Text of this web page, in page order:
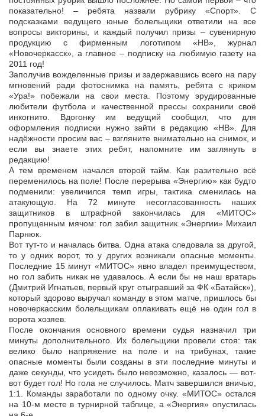
показательно! – ребята назвали рубрику «Спорт». С
подсказками ведущего юные болельщики ответили на все
вопросы викторины, и каждый получил призы – сувенирную
продукцию с фирменным логотипом «НВ», журнал
«Новочеркасск», а главное – подписку на любимую газету на
2011 год!
Заполучив вожделенные призы и задержавшись всего на пару
мгновений ради фотоснимка на память, ребята с криком
«Ура!» побежали на свои места. Поэтому эрудированные
любители футбола и качественной прессы сохранили своё
инкогнито. Вдогонку им ведущий сообщил, что для
оформления подписки нужно зайти в редакцию «НВ». Для
надёжности просим вас – взгляните внимательно на снимок, и
если вы знаете этих ребят, напомните им заглянуть в
редакцию!
А тем временем начался второй тайм. Как разительно всё
переменилось на поле! После перерыва «Энергию» как будто
подменили: увеличился темп игры, тактика сменилась на
атакующую. На 72 минуте несогласованность наших
защитников в штрафной закончилась для «МИТОС»
пропущенным мячом: гол забил защитник «Энергии» Михаил
Парнюк.
Вот тут-то и началась битва. Одна атака следовала за другой,
то у одних ворот, то у других возникали опасные моменты.
Последние 15 минут «МИТОС» явно владел преимуществом,
но гол забить никак не удавалось. А если бы не наш вратарь
(Дмитрий Игнатьев, первый круг отыгравший за ФК «Батайск»),
который здорово выручал команду в этом матче, пришлось бы
новочеркасским болельщикам оплакивать ещё не один гол в
ворота хозяев.
После окончания основного времени судья назначил три
минуты дополнительного. Их болельщики провели стоя: так
велико было напряжение на поле и на трибунах, такие
опасные моменты были созданы в эти последние минуты и
даже секунды, что усидеть было невозможно, казалось — вот-
вот будет гол! Но гола не случилось. Матч завершился вничью,
1:1. Команды заработали по одному очку. «МИТОС» остался
на 10-м месте в турнирной таблице, а «Энергия» опустилась